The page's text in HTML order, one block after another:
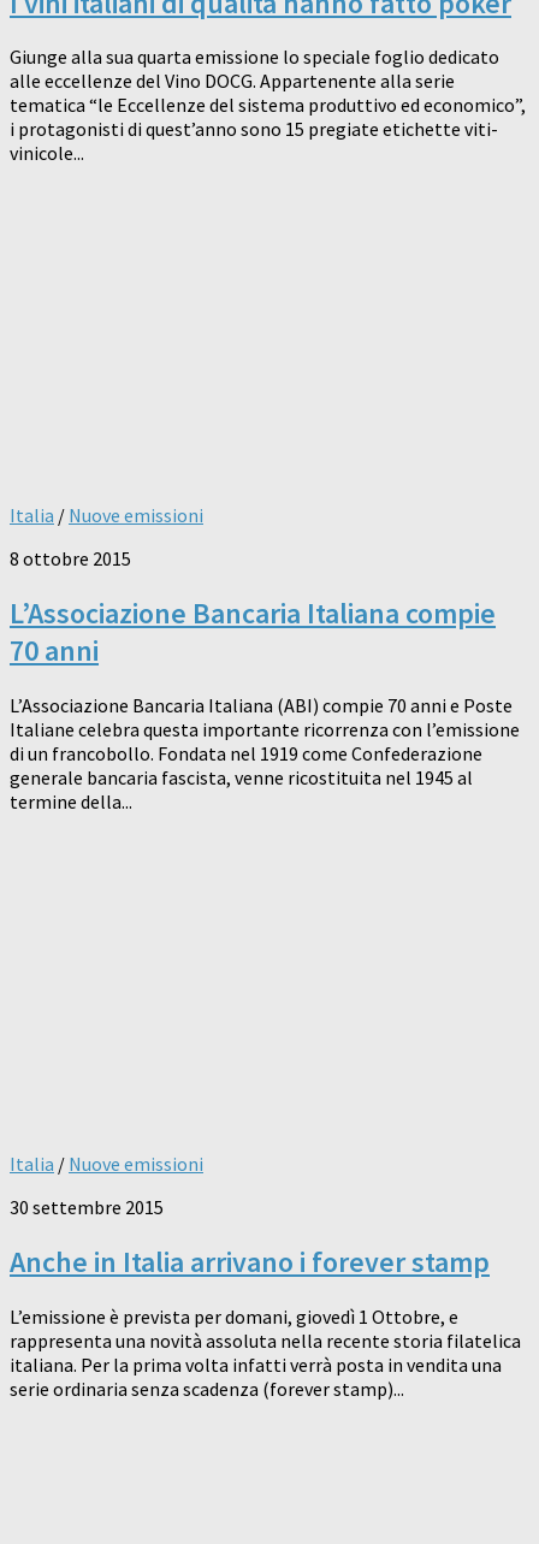
Giunge alla sua quarta emissione lo speciale foglio dedicato
alle eccellenze del Vino DOCG. Appartenente alla serie
tematica “le Eccellenze del sistema produttivo ed economico”,
i protagonisti di quest’anno sono 15 pregiate etichette viti-
vinicole...
Italia / Nuove emissioni
8 ottobre 2015
L’Associazione Bancaria Italiana compie
70 anni
L’Associazione Bancaria Italiana (ABI) compie 70 anni e Poste
Italiane celebra questa importante ricorrenza con l’emissione
di un francobollo. Fondata nel 1919 come Confederazione
generale bancaria fascista, venne ricostituita nel 1945 al
termine della...
Italia / Nuove emissioni
30 settembre 2015
Anche in Italia arrivano i forever stamp
L’emissione è prevista per domani, giovedì 1 Ottobre, e
rappresenta una novità assoluta nella recente storia filatelica
italiana. Per la prima volta infatti verrà posta in vendita una
serie ordinaria senza scadenza (forever stamp)...